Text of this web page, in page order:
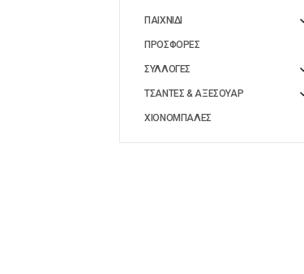
ΠΑΙΧΝΙΔΙ
ΠΡΟΣΦΟΡΕΣ
ΣΥΛΛΟΓΕΣ
ΤΣΑΝΤΕΣ & ΑΞΕΣΟΥΑΡ
ΧΙΟΝΟΜΠΑΛΕΣ